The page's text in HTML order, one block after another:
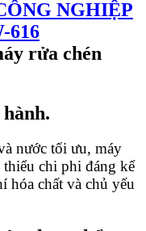
rửa chén
nước tối ưu, máy
chi phi đáng kể
hóa chất và chủ yếu